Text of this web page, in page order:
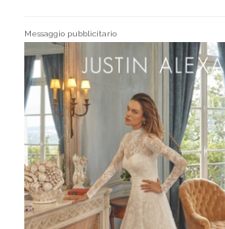
Messaggio pubblicitario